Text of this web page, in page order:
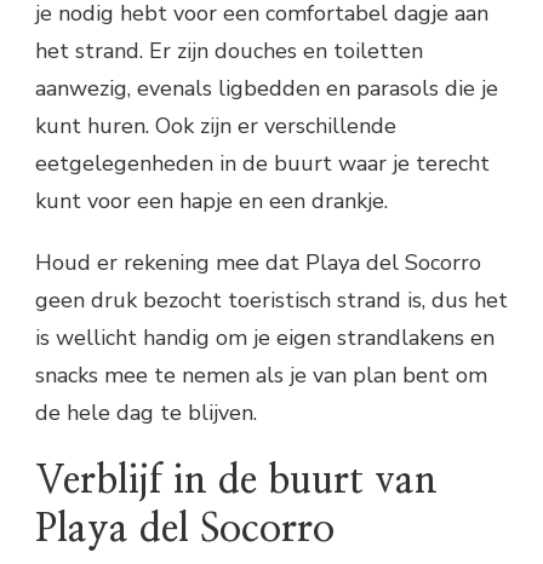
je nodig hebt voor een comfortabel dagje aan
het strand. Er zijn douches en toiletten
aanwezig, evenals ligbedden en parasols die je
kunt huren. Ook zijn er verschillende
eetgelegenheden in de buurt waar je terecht
kunt voor een hapje en een drankje.
Houd er rekening mee dat Playa del Socorro
geen druk bezocht toeristisch strand is, dus het
is wellicht handig om je eigen strandlakens en
snacks mee te nemen als je van plan bent om
de hele dag te blijven.
Verblijf in de buurt van
Playa del Socorro